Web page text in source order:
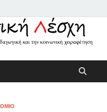
κριτική παιδαγωγική και την
κοινωνική χειραφέτηση